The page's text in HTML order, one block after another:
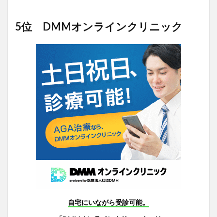
5位 DMMオンラインクリニック
自宅にいながら受診可能。